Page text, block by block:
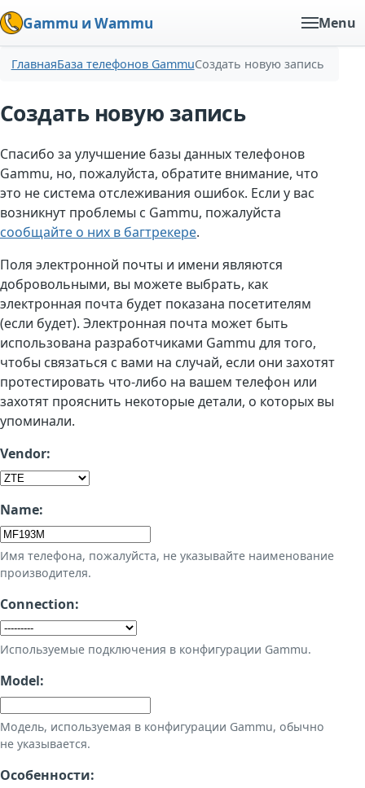
Gammu и Wammu Menu
ГлавнаяБаза телефонов GammuСоздать новую запись
Создать новую запись
Спасибо за улучшение базы данных телефонов
Gammu, но, пожалуйста, обратите внимание, что
это не система отслеживания ошибок. Если у вас
возникнут проблемы с Gammu, пожалуйста
сообщайте о них в багтрекере.
Поля электронной почты и имени являются
добровольными, вы можете выбрать, как
электронная почта будет показана посетителям
(если будет). Электронная почта может быть
использована разработчиками Gammu для того,
чтобы связаться с вами на случай, если они захотят
протестировать что-либо на вашем телефон или
захотят прояснить некоторые детали, о которых вы
упоминали.
Vendor:
Name:
Имя телефона, пожалуйста, не указывайте наименование
производителя.
Connection:
Используемые подключения в конфигурации Gammu.
Model:
Модель, используемая в конфигурации Gammu, обычно
не указывается.
Особенности: